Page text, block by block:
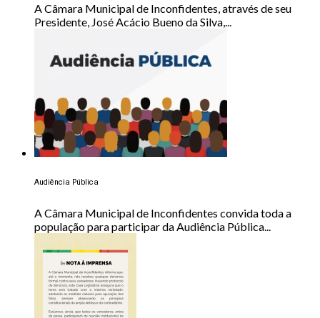
A Câmara Municipal de Inconfidentes, através de seu
Presidente, José Acácio Bueno da Silva,...
Audiência Pública
A Câmara Municipal de Inconfidentes convida toda a
população para participar da Audiência Pública...